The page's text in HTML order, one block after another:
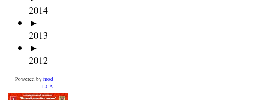
2014
►
2013
►
2012
Powered by mod
LCA